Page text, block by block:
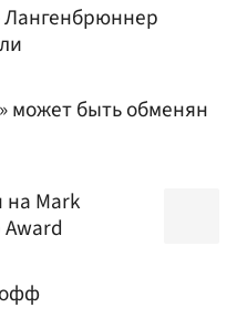
Лангенбрюннер
может быть обменян
Mark